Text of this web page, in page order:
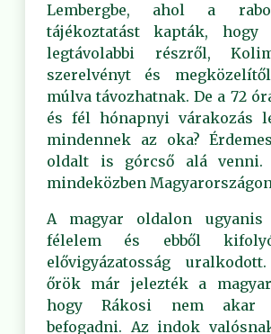
Lembergbe, ahol a
tájékoztatást kapták, hogy
legtávolabbi részről,
szerelvényt és
múlva távozhatnak. De a 72
és fél hónapnyi várakozás
mindennek az oka?
oldalt is górcső alá
mindeközben
A magyar oldalon
félelem és ebből
elővigyázatosság
őrök már jelezték a
hogy Rákosi nem akar
befogadni. Az indok